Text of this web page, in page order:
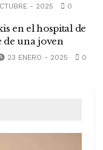
- 2025 0
en el hospital de
de una joven
23 ENERO - 2025 0